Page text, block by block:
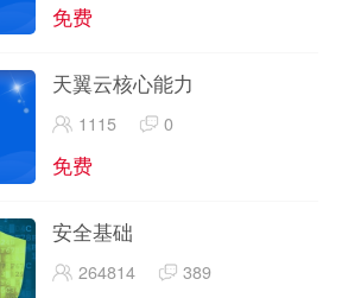
免费
天翼云核心能力
1115 0
免费
安全基础
264814 389